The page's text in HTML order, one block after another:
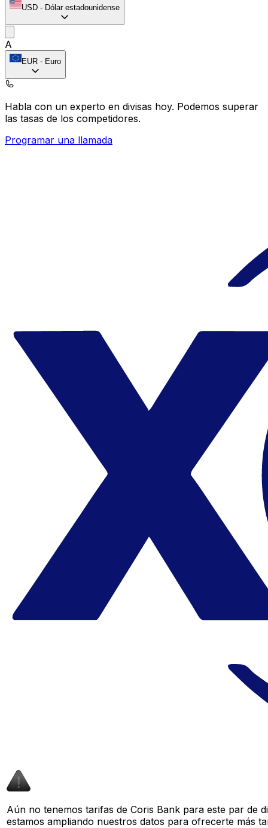
USD - Dólar estadounidense
A
EUR - Euro
Habla con un experto en divisas hoy. Podemos superar
las tasas de los competidores.
Programar una llamada
Aún no tenemos tarifas de Coris Bank para este par de
estamos ampliando nuestros datos para ofrecerte más